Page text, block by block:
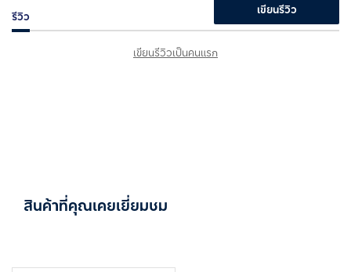
รีวิว เขียนรีวิว
เขียนรีวิวเป็นคนแรก
สินค้าที่คุณเคยเยี่ยมชม